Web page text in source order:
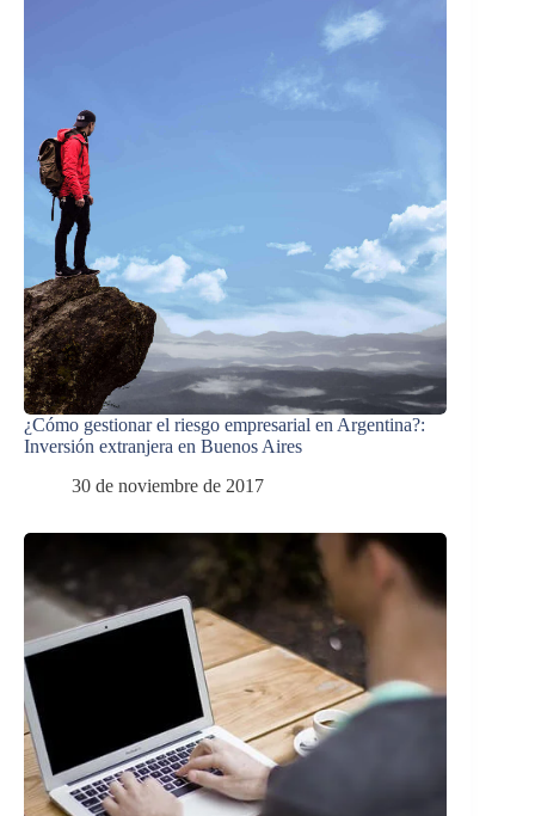
¿Cómo gestionar el riesgo empresarial en Argentina?:
Inversión extranjera en Buenos Aires
30 de noviembre de 2017